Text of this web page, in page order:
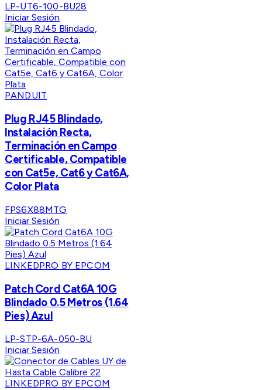
LP-UT6-100-BU28
Iniciar Sesión
PANDUIT
Plug RJ45 Blindado,
Instalación Recta,
Terminación en Campo
Certificable, Compatible
con Cat5e, Cat6 y Cat6A,
Color Plata
FPS6X88MTG
Iniciar Sesión
LINKEDPRO BY EPCOM
Patch Cord Cat6A 10G
Blindado 0.5 Metros (1.64
Pies) Azul
LP-STP-6A-050-BU
Iniciar Sesión
LINKEDPRO BY EPCOM